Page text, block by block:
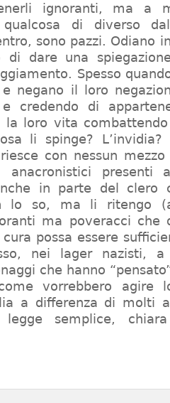
ignoranti, ma a
di diverso
sono pazzi. Odiano
di dare una
Spesso
negano il loro
credendo di
la loro vita
li spinge?
con nessun
anacronistici presenti
in parte del clero
lo so, ma li ritengo
ma poveracci che
possa essere
nei lager nazisti,
che hanno
vorrebbero agire
a differenza di molti
semplice,